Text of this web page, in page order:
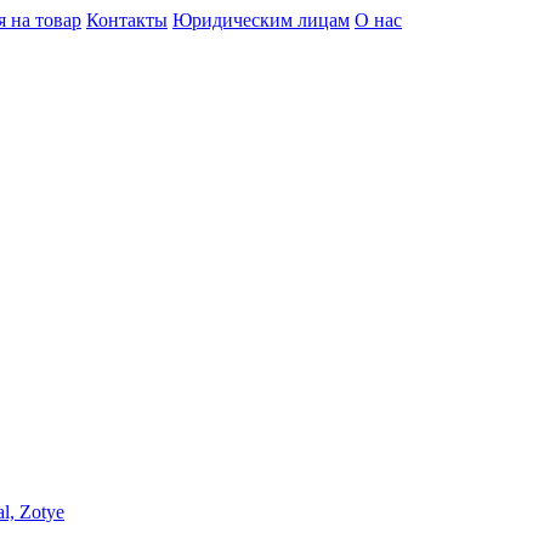
на товар Контакты Юридическим лицам О нас
Zotye